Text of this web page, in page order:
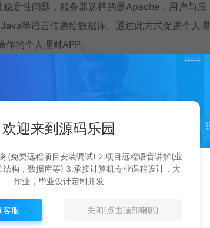
定性问题，服务器选择的是Apache，用户与后
等语言传递给数据库。通过此方式促进个人理
的个人理财APP。
欢迎来到源码乐园
(免费远程项目安装调试) 2.项目远程语音讲解(业
结构，数据库等) 3.承接计算机专业课程设计，大
作业，毕业设计定制开发
客服 关闭(点击顶部喇叭)